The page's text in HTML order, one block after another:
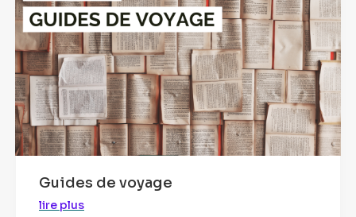
Guides de voyage
lire plus